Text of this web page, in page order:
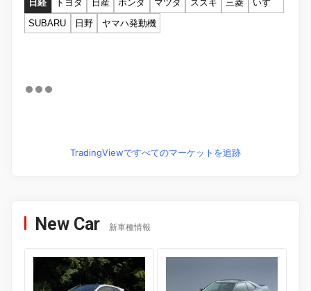
日経 トヨタ 日産 ホンダ マツダ スズキ 三菱
いすゞ
SUBARU
日野 ヤマハ発動機
TradingViewですべてのマーケットを追跡
New Car 新車種情報